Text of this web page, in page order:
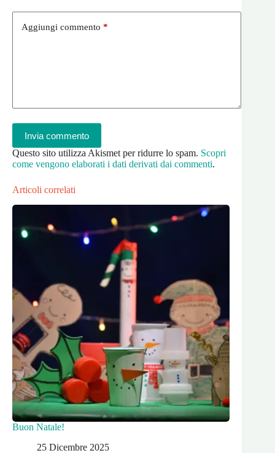
Aggiungi commento *
Invia commento
Questo sito utilizza Akismet per ridurre lo spam. Scopri
come vengono elaborati i dati derivati dai commenti.
Articoli correlati
Buon Natale!
25 Dicembre 2025